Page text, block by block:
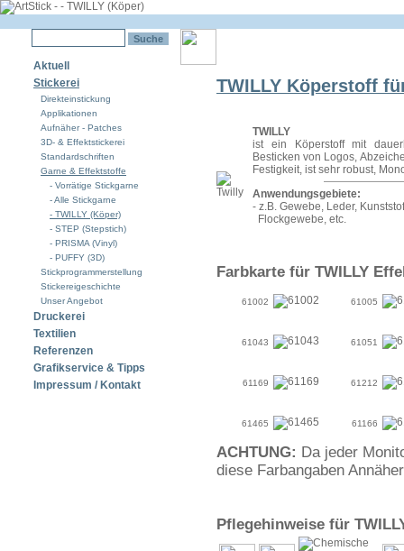
Aktuell
Stickerei
Direkteinstickung
Applikationen
Aufnäher - Patches
3D- & Effektstickerei
Standardschriften
Garne & Effektstoffe
- Vorrätige Stickgarne
- Alle Stickgarne
- TWILLY (Köper)
- STEP (Stepstich)
- PRISMA (Vinyl)
- PUFFY (3D)
Stickprogrammerstellung
Stickereigeschichte
Unser Angebot
Druckerei
Textilien
Referenzen
Grafikservice & Tipps
Impressum / Kontakt
TWILLY Köperstoff
TWILLY
ist ein Köperstoff mit
Besticken von Logos,
Festigkeit, ist sehr robust,
Anwendungsgebiete:
- z.B. Gewebe, Leder,
Flockgewebe, etc.
Farbkarte für TWILLY
61002 61005
61043 61051
61169 61212
61465 61166
ACHTUNG: Da jeder
diese Farbangaben
Pflegehinweise für